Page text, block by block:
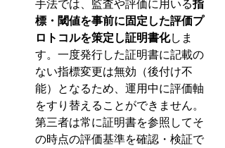
手法では、監査や評価に用いる指
標・閾値を事前に固定した評価プ
ロトコルを策定し証明書化しま
す。一度発行した証明書に記載の
ない指標変更は無効（後付け不
能）となるため、運用中に評価軸
をすり替えることができません。
第三者は常に証明書を参照してそ
の時点の評価基準を確認・検証で